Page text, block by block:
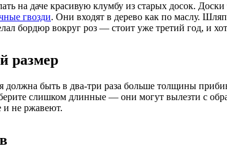
на даче красивую клумбу из старых досок.
гвозди. Они входят в дерево как по маслу.
бордюр вокруг роз — стоит уже третий год, и
размер
должна быть в два-три раза больше толщины
слишком длинные — они могут вылезти с
и не ржавеют.